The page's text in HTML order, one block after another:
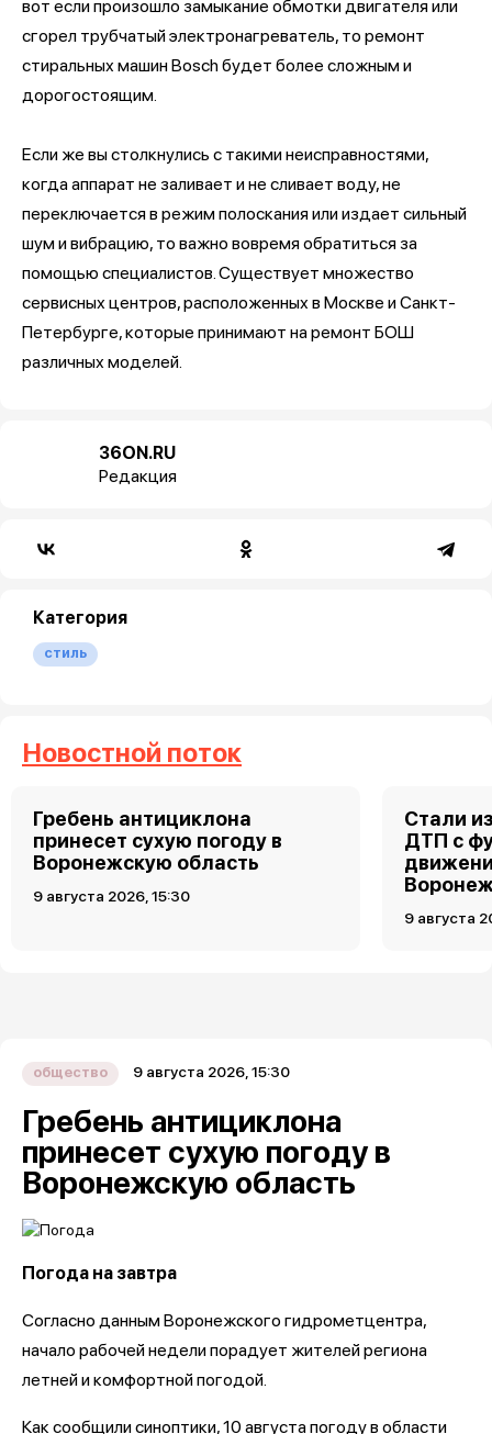
вот если произошло замыкание обмотки двигателя или
сгорел трубчатый электронагреватель, то ремонт
стиральных машин Bosch будет более сложным и
дорогостоящим.
Если же вы столкнулись с такими неисправностями,
когда аппарат не заливает и не сливает воду, не
переключается в режим полоскания или издает сильный
шум и вибрацию, то важно вовремя обратиться за
помощью специалистов. Существует множество
сервисных центров, расположенных в Москве и Санкт-
Петербурге, которые принимают на ремонт БОШ
различных моделей.
36ON.RU
Редакция
Категория
стиль
Новостной поток
Гребень антициклона
принесет сухую погоду в
Воронежскую область
9 августа 2026, 15:30
Стали
ДТП с
9 августа
общество 9 августа 2026, 15:30
Гребень антициклона
принесет сухую погоду в
Воронежскую область
Погода на завтра
Согласно данным Воронежского гидрометцентра,
начало рабочей недели порадует жителей региона
летней и комфортной погодой.
Как сообщили синоптики, 10 августа погоду в области